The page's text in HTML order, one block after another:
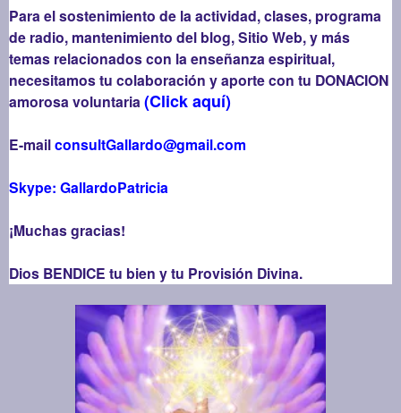
Para el sostenimiento de la actividad, clases, programa
de radio, mantenimiento del blog, Sitio Web, y más
temas relacionados con la enseñanza espiritual,
necesitamos tu colaboración y aporte con tu DONACION
amorosa voluntaria(Click aquí)
E-mailconsultGallardo@gmail.com
Skype: GallardoPatricia
¡Muchas gracias!
Dios BENDICE tu bien y tu Provisión Divina.